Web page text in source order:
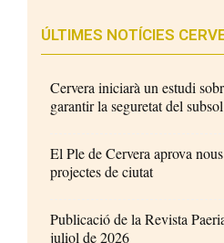
ÚLTIMES NOTÍCIES
Cervera iniciarà un estudi
garantir la seguretat del subsol
El Ple de Cervera aprova
projectes de ciutat
Publicació de la Revista
juliol de 2026